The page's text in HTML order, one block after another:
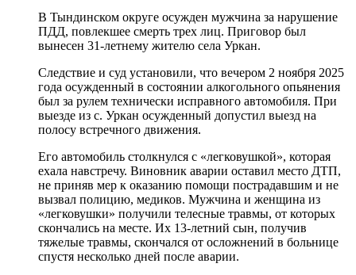
В Тындинском округе осужден мужчина за нарушение
ПДД, повлекшее смерть трех лиц. Приговор был
вынесен 31-летнему жителю села Уркан.
Следствие и суд установили, что вечером 2 ноября 2025
года осужденный в состоянии алкогольного опьянения
был за рулем технически исправного автомобиля. При
выезде из с. Уркан осужденный допустил выезд на
полосу встречного движения.
Его автомобиль столкнулся с «легковушкой», которая
ехала навстречу. Виновник аварии оставил место ДТП,
не приняв мер к оказанию помощи пострадавшим и не
вызвал полицию, медиков. Мужчина и женщина из
«легковушки» получили телесные травмы, от которых
скончались на месте. Их 13-летний сын, получив
тяжелые травмы, скончался от осложнений в больнице
спустя несколько дней после аварии.